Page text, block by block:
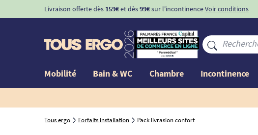
Livraison offerte dès 159€et dès99€sur l'incontinenceVoir conditions
Mobilité Bain & WC Chambre Incontinence
Tous ergo Forfaits installation Pack livrasion confort